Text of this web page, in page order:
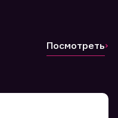
Посмотреть